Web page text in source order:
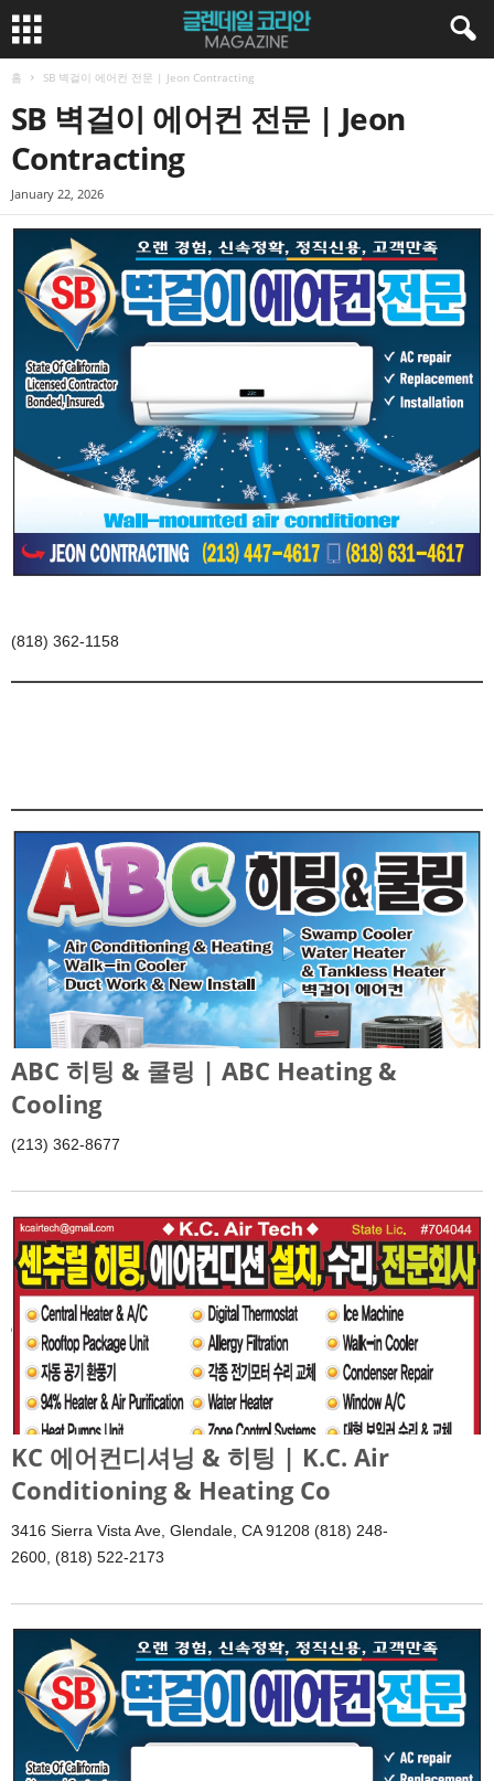
홈 SB 벽걸이 에어컨 전문 | Jeon Contracting
SB 벽걸이 에어컨 전문 | Jeon
Contracting
January 22, 2026
(818) 362-1158
ABC 히팅 & 쿨링 | ABC Heating &
Cooling
(213) 362-8677
KC 에어컨디셔닝 & 히팅 | K.C. Air
Conditioning & Heating Co
3416 Sierra Vista Ave, Glendale, CA 91208 (818) 248-
2600, (818) 522-2173